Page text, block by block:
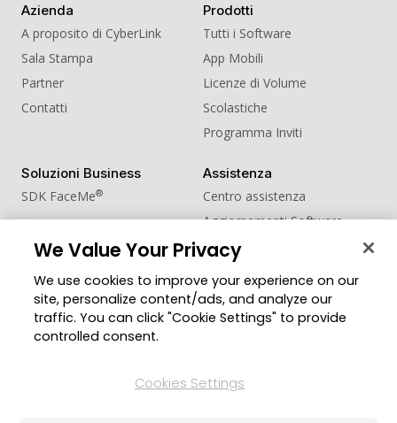
Azienda
A proposito di CyberLink
Sala Stampa
Partner
Contatti
Prodotti
Tutti i Software
App Mobili
Licenze di Volume
Scolastiche
Programma Inviti
Soluzioni Business
SDK FaceMe®
Assistenza
Centro assistenza
Aggiornamenti Software
Centro Apprendimento
Comunità
Zona Utenti
Blog
Cambia regione
We Value Your Privacy
We use cookies to improve your experience on our
site, personalize content/ads, and analyze our
traffic. You can click "Cookie Settings" to provide
controlled consent.
Cookies Settings